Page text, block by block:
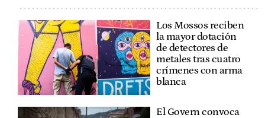
Los Mossos reciben
la mayor dotación
de detectores de
metales tras cuatro
crímenes con arma
blanca
El Govern convoca